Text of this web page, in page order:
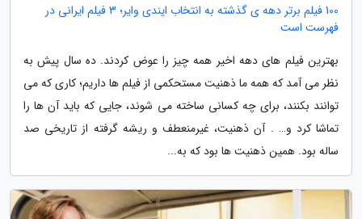
100 فیلم برتر دهه ی گذشته به انتخاب ایندی وایر؛ 3 فیلم ایرانی در
فهرست است
بهترین فیلم های دهه اخیر همه چیز را عوض کردند. ده سال پیش به
نظر می آمد که همه ما ذهنیت مستحکمی از فیلم ها داریم؛ کاری که می
توانند بکنند، برای چه کسانی ساخته می شوند، جایی که باید آن ها را
تماشا کرد و… . آن ذهنیت، غیرمنعطف و ریشه گرفته از تاریخی صد
ساله بود. همین ذهنیت ها بود که به...